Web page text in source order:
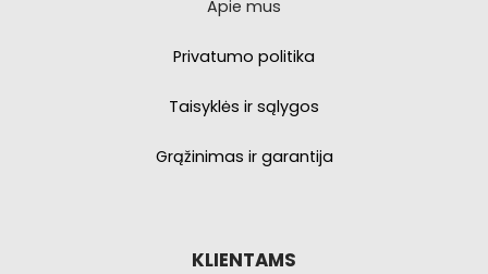
Apie mus
Privatumo politika
Taisyklės ir sąlygos
Grąžinimas ir garantija
KLIENTAMS